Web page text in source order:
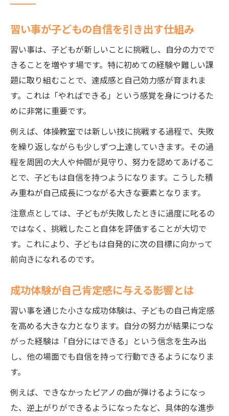
習い事が子どもの自信を引き出す仕組み
習い事は、子どもが新しいことに挑戦し、自分の力でで
きることを増やす場です。特に初めての経験や難しい課
題に取り組むことで、達成感と自己効力感が育まれま
す。これは「やればできる」という感覚を身につけるた
めに非常に重要です。
例えば、体操教室では新しい技に挑戦する過程で、失敗
を繰り返しながらも少しずつ上達していきます。その過
程を周囲の大人や仲間が見守り、努力を認めてあげるこ
とで、子どもは自信を持つようになります。こうした積
み重ねが自己成長につながる大きな要素となります。
注意点としては、子どもが失敗したときに過度に叱るの
ではなく、挑戦したこと自体を評価することが大切で
す。これにより、子どもは自発的に次の目標に向かって
前向きになれるのです。
成功体験が自己肯定感に与える影響とは
習い事を通じた小さな成功体験は、子どもの自己肯定感
を高める大きな力となります。自分の努力が結果につな
がった経験は「自分にはできる」という信念を生み出
し、他の場面でも自信を持って行動できるようになりま
す。
例えば、できなかったピアノの曲が弾けるようになっ
た、逆上がりができるようになったなど、具体的な進歩